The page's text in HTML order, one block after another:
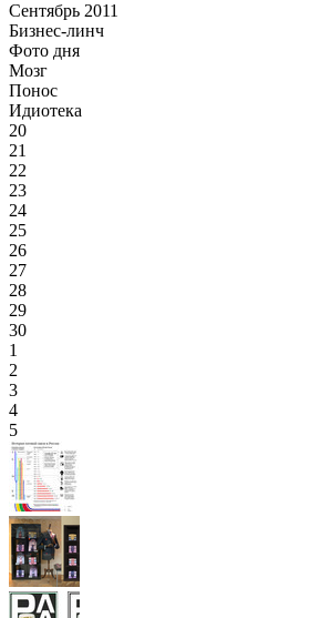
Сентябрь 2011
Бизнес-линч
Фото дня
Мозг
Понос
Идиотека
20
21
22
23
24
25
26
27
28
29
30
1
2
3
4
5